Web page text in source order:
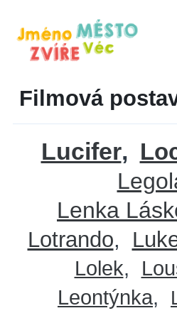
Filmová
Lucifer
Lenka
Lotrando
Lolek
Leontýnka